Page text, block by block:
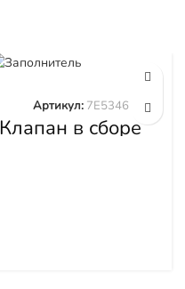
Клапан в сборе
7E5346
Артикул: 7E5346